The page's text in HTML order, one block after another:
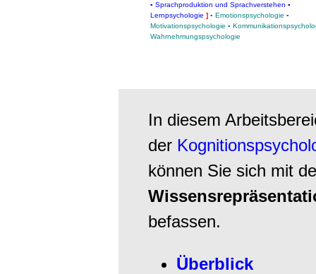
▪ Sprachproduktion und Sprachverstehen ▪
Lernpsychologie ] ▪ Emotionspsychologie ▪
Motivationspsychologie ▪
Wahrnehmungspsychologie
In diesem
der
können Sie sich mit
befassen.
Überblick